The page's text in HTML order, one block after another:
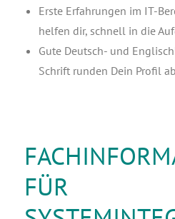
Ers­te Erfah­run­gen im IT-
hel­fen dir, schnell in die
Gute Deutsch- und
Schrift run­den Dein Pro­fil ab
FÜR